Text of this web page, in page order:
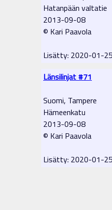
Hatanpään valtatie
2013-09-08
© Kari Paavola
Lisätty: 2020-01-
Länsilinjat #71
Suomi, Tampere
Hämeenkatu
2013-09-08
© Kari Paavola
Lisätty: 2020-01-